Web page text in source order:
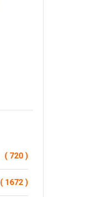
( 720 )
( 1672 )